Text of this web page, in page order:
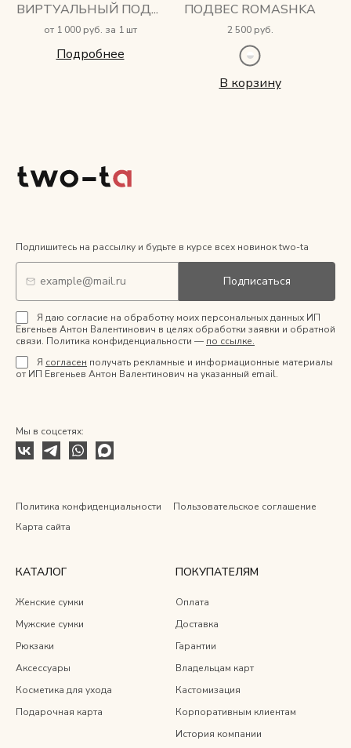
ВИРТУАЛЬНЫЙ ПОДАРОЧНЫЙ СЕРТИФИКАТ
от 1 000 руб. за 1 шт
Подробнее
ПОДВЕС ROMASHKA
2 500 руб.
В корзину
Подпишитесь на рассылку и будьте в курсе всех новинок two-ta
Подписаться
Я даю согласие на обработку моих персональных данных ИП
Евгеньев Антон Валентинович в целях обработки заявки и обратной
связи. Политика конфиденциальности — по ссылке.
Я согласен получать рекламные и информационные материалы
от ИП Евгеньев Антон Валентинович на указанный email.
Мы в соцсетях:
Политика конфиденциальности
Пользовательское соглашение
Карта сайта
КАТАЛОГ
Женские сумки
Мужские сумки
Рюкзаки
Аксессуары
Косметика для ухода
Подарочная карта
ПОКУПАТЕЛЯМ
Оплата
Доставка
Гарантии
Владельцам карт
Кастомизация
Корпоративным клиентам
История компании